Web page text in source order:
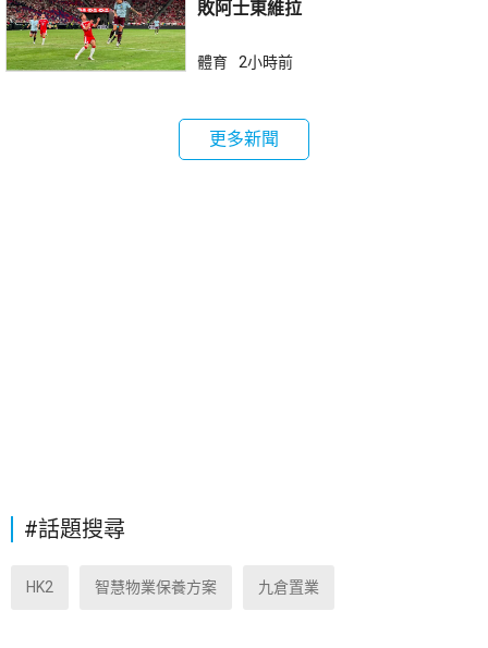
敗阿士東維拉
體育 2小時前
更多新聞
#話題搜尋
HK2 智慧物業保養方案 九倉置業